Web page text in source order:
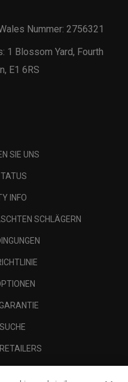
Nummer: 2756321
1 Blossom Yard, Fourth
E1 6RS
SIE UNS
INFO
SCHLÄGERN